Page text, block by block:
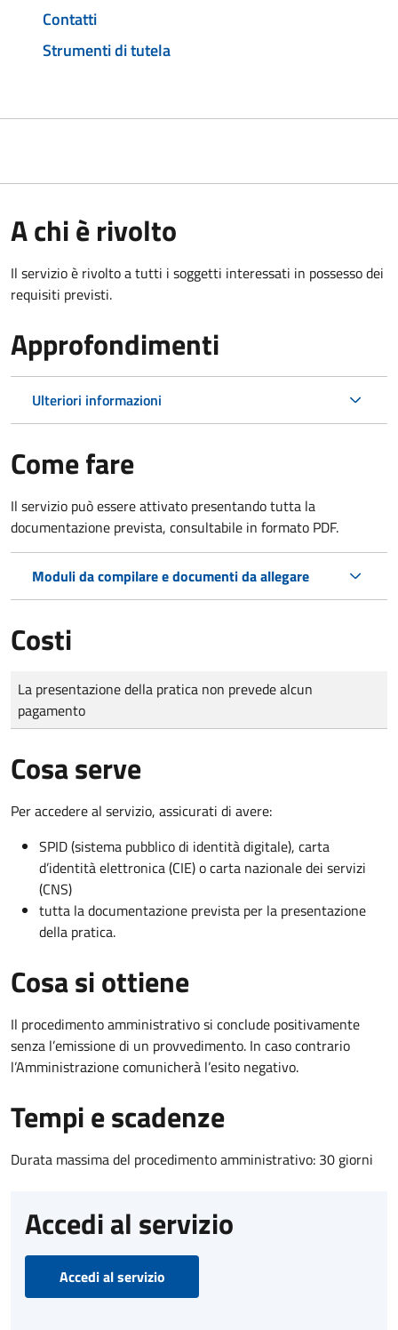
Contatti
Strumenti di tutela
A chi è rivolto
Il servizio è rivolto a tutti i soggetti interessati in possesso dei
requisiti previsti.
Approfondimenti
Ulteriori informazioni
Come fare
Il servizio può essere attivato presentando tutta la
documentazione prevista, consultabile in formato PDF.
Moduli da compilare e documenti da allegare
Costi
Tipo di pagamento
Importo
La presentazione della pratica non prevede alcun
pagamento
Cosa serve
Per accedere al servizio, assicurati di avere:
SPID (sistema pubblico di identità digitale), carta
d’identità elettronica (CIE) o carta nazionale dei servizi
(CNS)
tutta la documentazione prevista per la presentazione
della pratica.
Cosa si ottiene
Il procedimento amministrativo si conclude positivamente
senza l’emissione di un provvedimento. In caso contrario
l’Amministrazione comunicherà l’esito negativo.
Tempi e scadenze
Durata massima del procedimento amministrativo: 30 giorni
Accedi al servizio
Accedi al servizio